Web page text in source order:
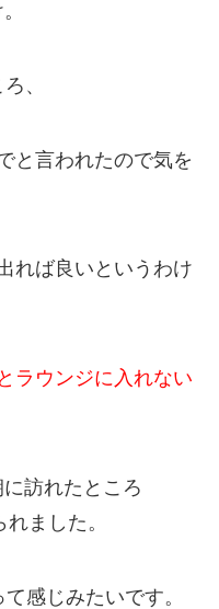
、
と言われたので気を
れば良いというわけ
ラウンジに入れない
訪れたところ
ました。
感じみたいです。